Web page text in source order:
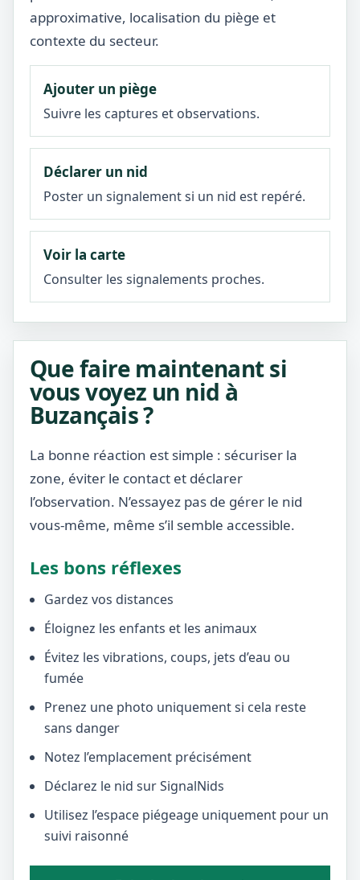
approximative, localisation du piège et
contexte du secteur.
Ajouter un piège
Suivre les captures et observations.
Déclarer un nid
Poster un signalement si un nid est repéré.
Voir la carte
Consulter les signalements proches.
Que faire maintenant si
vous voyez un nid à
Buzançais ?
La bonne réaction est simple : sécuriser la
zone, éviter le contact et déclarer
l’observation. N’essayez pas de gérer le nid
vous-même, même s’il semble accessible.
Les bons réflexes
Gardez vos distances
Éloignez les enfants et les animaux
Évitez les vibrations, coups, jets d’eau ou
fumée
Prenez une photo uniquement si cela reste
sans danger
Notez l’emplacement précisément
Déclarez le nid sur SignalNids
Utilisez l’espace piégeage uniquement pour un
suivi raisonné